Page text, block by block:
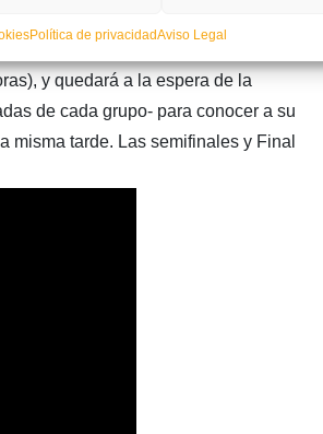
Política de privacidadAviso Legal
cerrará la fase de grupos en
y quedará a la espera de la
de cada grupo- para conocer a su
misma tarde. Las semifinales y Final